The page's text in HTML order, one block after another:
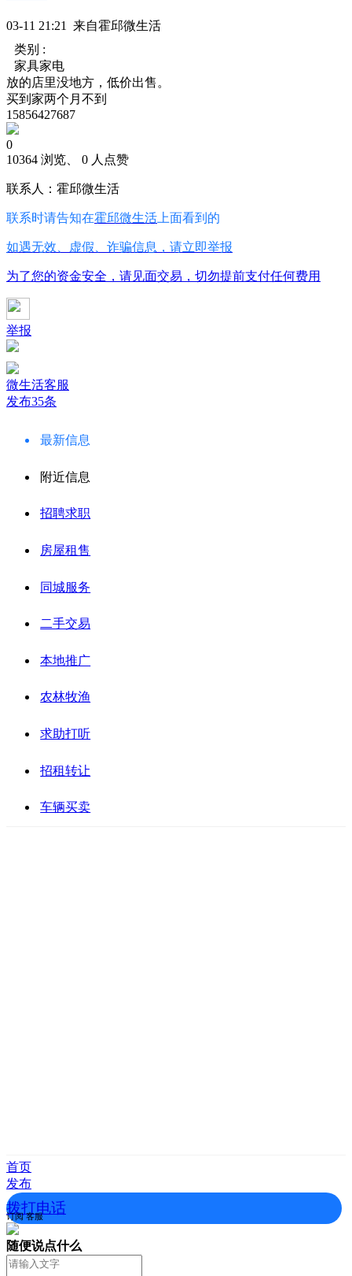
03-11 21:21 来自霍邱微生活
类别 :
家具家电
放的店里没地方，低价出售。
买到家两个月不到
15856427687
0
10364 浏览、 0 人点赞
联系人：霍邱微生活
联系时请告知在霍邱微生活 上面看到的
如遇无效、虚假、诈骗信息，请立即举报
为了您的资金安全，请见面交易，切勿提前支付任何费用
举报
微生活客服
发布35条
最新信息
附近信息
招聘求职
房屋租售
同城服务
二手交易
本地推广
农林牧渔
求助打听
招租转让
车辆买卖
首页
发布
拨打电话
订阅 客服
随便说点什么